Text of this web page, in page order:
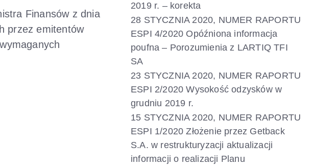
Finansów z dnia
przez emitentów
2019 r. – korekta
28 STYCZNIA 2020, NUMER RAPORTU
ESPI 4/2020 Opóźniona informacja
poufna – Porozumienia z LARTIQ TFI
SA
23 STYCZNIA 2020, NUMER RAPORTU
ESPI 2/2020 Wysokość odzysków w
grudniu 2019 r.
15 STYCZNIA 2020, NUMER RAPORTU
ESPI 1/2020 Złożenie przez Getback
S.A. w restrukturyzacji aktualizacji
informacji o realizacji Planu